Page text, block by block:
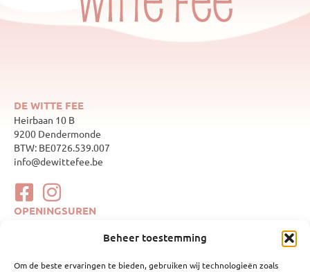
Beheer toestemming
Om de beste ervaringen te bieden, gebruiken wij technologieën zoals
DE WITTE FEE
Heirbaan 10 B
9200 Dendermonde
BTW: BE0726.539.007
info@dewittefee.be
OPENINGSUREN
10:00–17:00
donderdag
10:00–17:00